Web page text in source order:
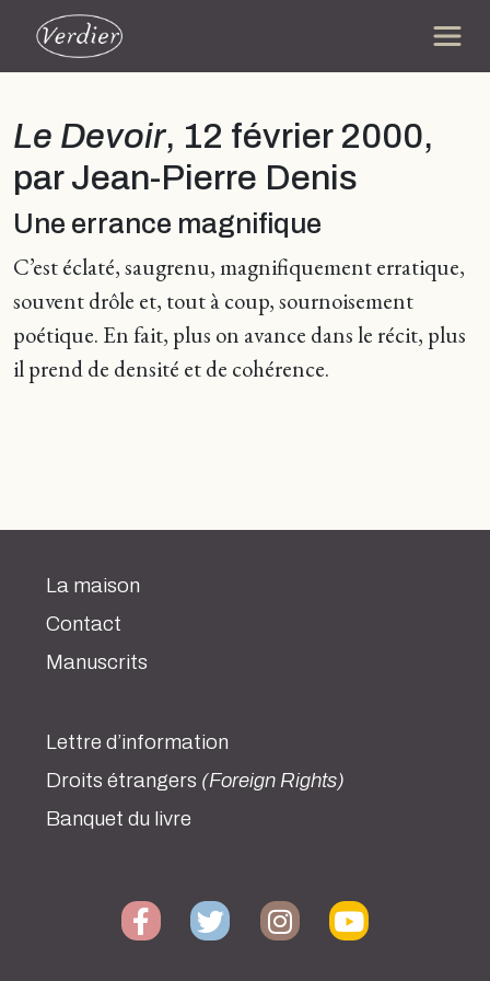
Le Devoir, 12 février 2000,
par Jean-Pierre Denis
Une errance magnifique
C’est éclaté, saugrenu, magnifiquement erratique,
souvent drôle et, tout à coup, sournoisement
poétique. En fait, plus on avance dans le récit, plus
il prend de densité et de cohérence.
La maison
Contact
Manuscrits
Lettre d’information
Droits étrangers (Foreign Rights)
Banquet du livre